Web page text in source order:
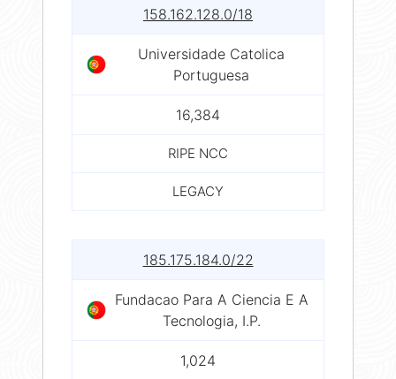
158.162.128.0/18
Universidade Catolica
Portuguesa
16,384
RIPE NCC
LEGACY
185.175.184.0/22
Fundacao Para A Ciencia E A
Tecnologia, I.P.
1,024